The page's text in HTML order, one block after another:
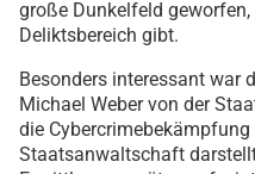
große Dunkelfeld
Deliktsbereich gibt.
Besonders interessant war
Michael Weber von der
die
Staatsanwaltschaft